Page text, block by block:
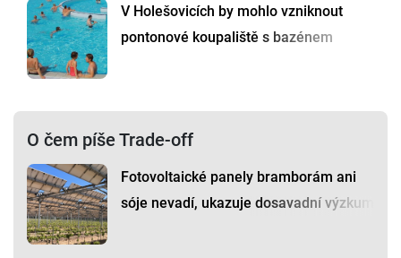
V Holešovicích by mohlo vzniknout
pontonové koupaliště s bazénem
O čem píše Trade-off
Fotovoltaické panely bramborám ani
sóje nevadí, ukazuje dosavadní výzkum